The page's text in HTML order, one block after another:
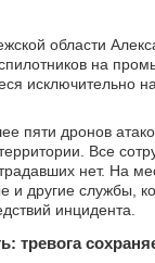
области
на
исключительно
пяти дронов
Все
нет. На
и другие службы,
инцидента.
тревога